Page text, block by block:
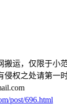
搬运，仅限于小
权之处请第一
post/696.html